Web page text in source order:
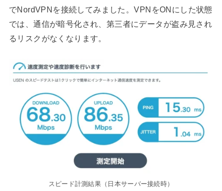
でNordVPNを接続してみました。VPNをONにした状態
では、通信が暗号化され、第三者にデータが盗み見され
るリスクがなくなります。
スピード計測結果（日本サーバー接続時）